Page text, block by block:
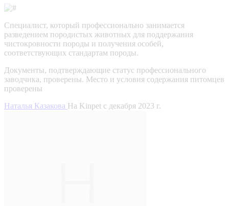
Специалист, который профессионально занимается
разведением породистых животных для поддержания
чистокровности породы и получения особей,
соответствующих стандартам породы.
Документы, подтверждающие статус профессионального
заводчика, проверены. Место и условия содержания питомцев
проверены
Наталья Казакова На Kinpet c декабря 2023 г.